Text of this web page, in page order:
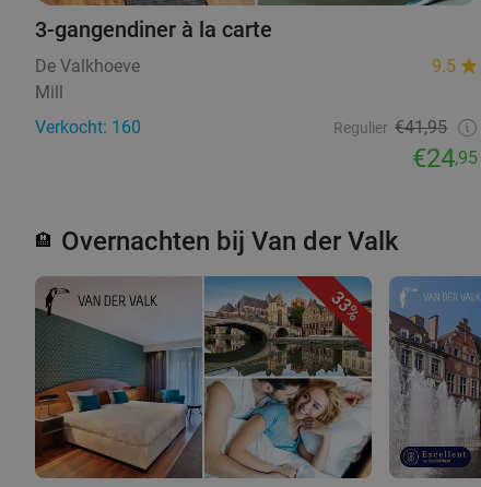
3-gangendiner à la carte
De Valkhoeve
9.5
Mill
Verkocht: 160
Regulier €41,95
€24,95
🏨 Overnachten bij Van der Valk
33%